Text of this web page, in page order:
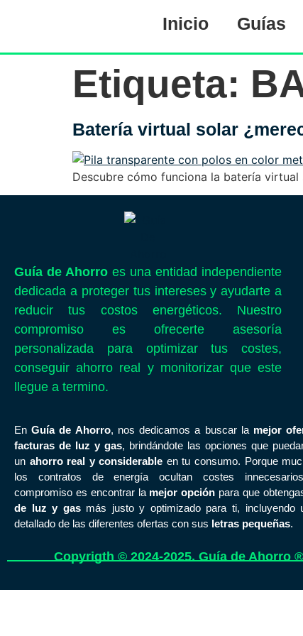
Inicio Guías
Etiqueta:
Batería virtual solar
Descubre cómo funciona la batería
Guía de Ahorro es una entidad independiente
dedicada a proteger tus intereses y ayudarte a
reducir tus costos energéticos. Nuestro
compromiso es ofrecerte asesoría
personalizada para optimizar tus costes,
conseguir ahorro real y monitorizar que este
llegue a termino.
EnGuía de Ahorro, nos dedicamos a buscar la mejor
facturas de luz y gas, brindándote las opciones que
un ahorro real y considerable en tu consumo. Porque
los contratos de energía ocultan costes
compromiso es encontrar la mejor opción para que
de luz y gasmás justo y optimizado para ti, incluyendo
detallado de las diferentes ofertas con sus letras pequeñas.
Copyrigth © 2024-2025. Guía de Ahorro ®